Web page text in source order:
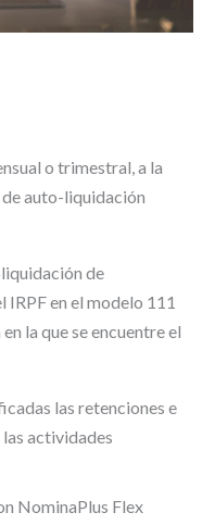
o trimestral, a la
auto-liquidación
de
IRPF en el modelo 111
la que se encuentre el
las retenciones e
actividades
NominaPlus Flex